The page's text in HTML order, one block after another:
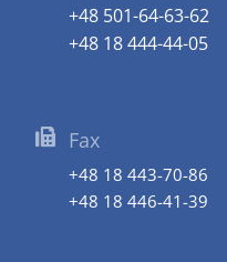
+48 501-64-63-62
+48 18 444-44-05
Fax
+48 18 443-70-86
+48 18 446-41-39